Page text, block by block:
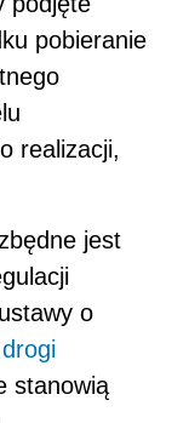
pobieranie
realizacji,
jest
o
drogi
stanowią